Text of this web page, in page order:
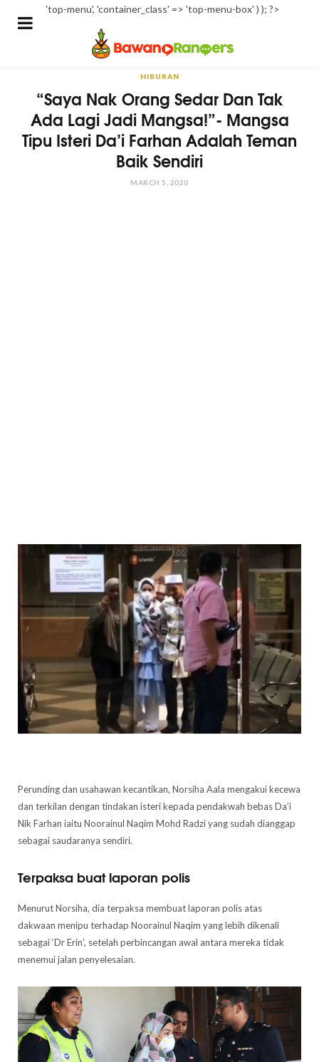
'top-menu', 'container_class' => 'top-menu-box' ) ); ?>
HIBURAN
“Saya Nak Orang Sedar Dan Tak
Ada Lagi Jadi Mangsa!”- Mangsa
Tipu Isteri Da’i Farhan Adalah Teman
Baik Sendiri
MARCH 5, 2020
Perunding dan usahawan kecantikan, Norsiha Aala mengakui kecewa
dan terkilan dengan tindakan isteri kepada pendakwah bebas Da’i
Nik Farhan iaitu Noorainul Naqim Mohd Radzi yang sudah dianggap
sebagai saudaranya sendiri.
Terpaksa buat laporan polis
Menurut Norsiha, dia terpaksa membuat laporan polis atas
dakwaan menipu terhadap Noorainul Naqim yang lebih dikenali
sebagai ‘Dr Erin’, setelah perbincangan awal antara mereka tidak
menemui jalan penyelesaian.